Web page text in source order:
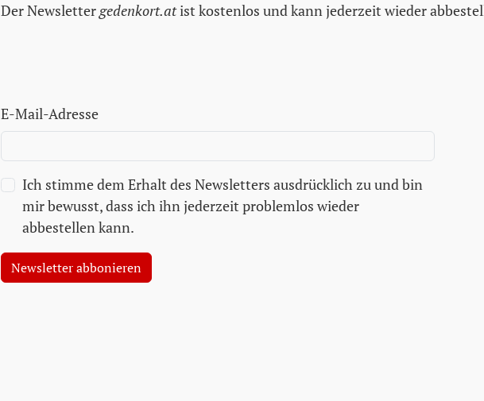
Der Newslettergedenkort.atist kostenlos und kann jederzeit wieder
E-Mail-Adresse
Ich stimme dem Erhalt des Newsletters ausdrücklich zu und bin
mir bewusst, dass ich ihn jederzeit problemlos wieder
abbestellen kann.
Newsletter abbonieren